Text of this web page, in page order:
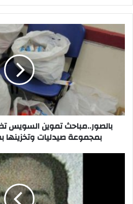
بالصور..مباحث
تموين
السويس
بمجموعة
صيدليات
وتخزينها
مرخصة
بالصور..مباحث تموين السويس
بمجموعة صيدليات وتخزينها